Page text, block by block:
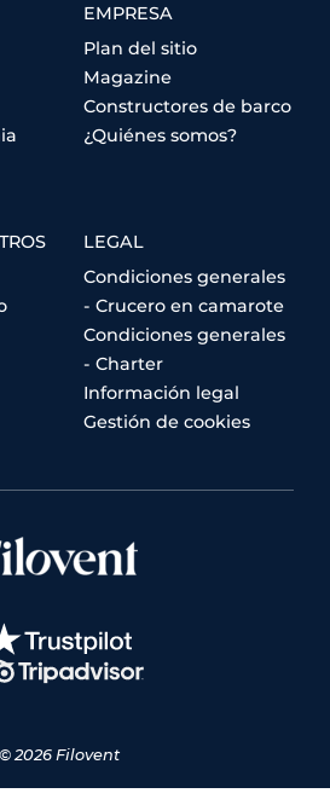
EMPRESA
Plan del sitio
Magazine
Constructores de barco
¿Quiénes somos?
LEGAL
Condiciones generales
- Crucero en camarote
Condiciones generales
- Charter
Información legal
Gestión de cookies
© 2026 Filovent